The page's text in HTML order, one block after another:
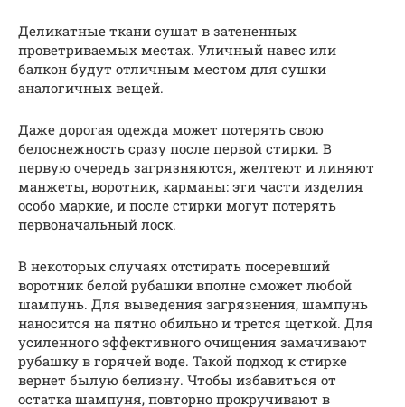
Деликатные ткани сушат в затененных
проветриваемых местах. Уличный навес или
балкон будут отличным местом для сушки
аналогичных вещей.
Даже дорогая одежда может потерять свою
белоснежность сразу после первой стирки. В
первую очередь загрязняются, желтеют и линяют
манжеты, воротник, карманы: эти части изделия
особо маркие, и после стирки могут потерять
первоначальный лоск.
В некоторых случаях отстирать посеревший
воротник белой рубашки вполне сможет любой
шампунь. Для выведения загрязнения, шампунь
наносится на пятно обильно и трется щеткой. Для
усиленного эффективного очищения замачивают
рубашку в горячей воде. Такой подход к стирке
вернет былую белизну. Чтобы избавиться от
остатка шампуня, повторно прокручивают в